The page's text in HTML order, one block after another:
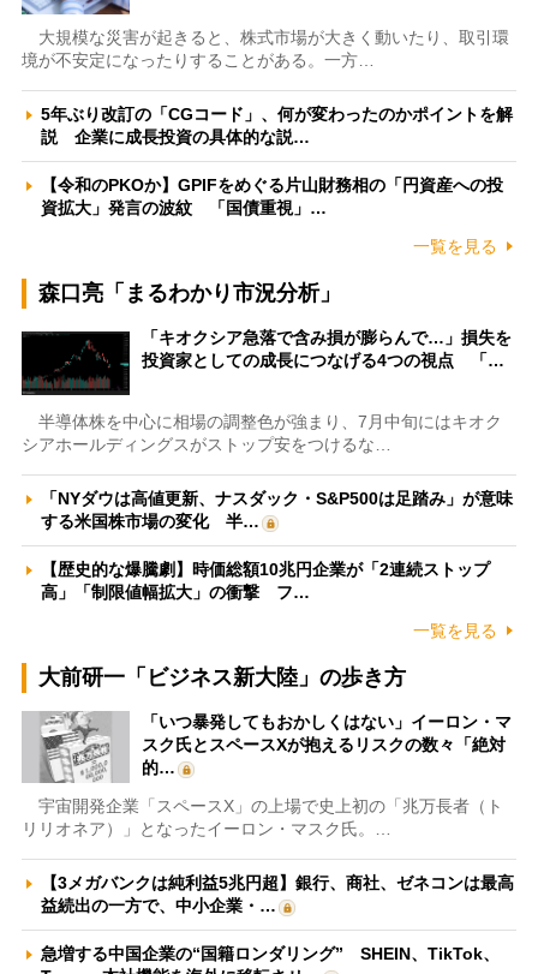
大規模な災害が起きると、株式市場が大きく動いたり、取引環
境が不安定になったりすることがある。一方…
5年ぶり改訂の「CGコード」、何が変わったのかポイントを解
説 企業に成長投資の具体的な説…
【令和のPKOか】GPIFをめぐる片山財務相の「円資産への投
資拡大」発言の波紋 「国債重視」…
一覧を見る
森口亮「まるわかり市況分析」
「キオクシア急落で含み損が膨らんで…」損失を
投資家としての成長につなげる4つの視点 「…
半導体株を中心に相場の調整色が強まり、7月中旬にはキオク
シアホールディングスがストップ安をつけるな…
「NYダウは高値更新、ナスダック・S&P500は足踏み」が意味
する米国株市場の変化 半…
【歴史的な爆騰劇】時価総額10兆円企業が「2連続ストップ
高」「制限値幅拡大」の衝撃 フ…
一覧を見る
大前研一「ビジネス新大陸」の歩き方
「いつ暴発してもおかしくはない」イーロン・マ
スク氏とスペースXが抱えるリスクの数々「絶対
的…
宇宙開発企業「スペースX」の上場で史上初の「兆万長者（ト
リリオネア）」となったイーロン・マスク氏。…
【3メガバンクは純利益5兆円超】銀行、商社、ゼネコンは最高
益続出の一方で、中小企業・…
急増する中国企業の“国籍ロンダリング” SHEIN、TikTok、